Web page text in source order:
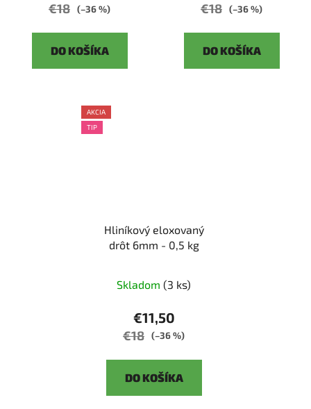
€18 (–36 %)
DO KOŠÍKA
€18 (–36 %)
DO KOŠÍKA
AKCIA
TIP
Hliníkový eloxovaný
drôt 6mm - 0,5 kg
Skladom (3 ks)
€11,50
€18 (–36 %)
DO KOŠÍKA